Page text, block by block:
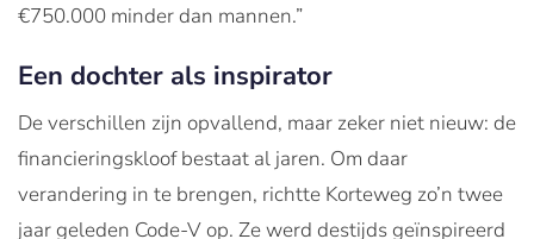
€750.000 minder dan mannen.”
Een dochter als inspirator
De verschillen zijn opvallend, maar zeker niet nieuw: de
financieringskloof bestaat al jaren. Om daar
verandering in te brengen, richtte Korteweg zo’n twee
jaar geleden Code-V op. Ze werd destijds geïnspireerd